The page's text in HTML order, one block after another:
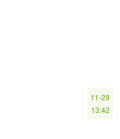
11-29
13:42